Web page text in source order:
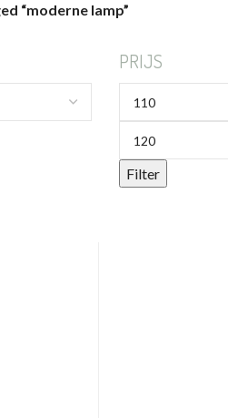
“moderne lamp”
PRIJS
Filter